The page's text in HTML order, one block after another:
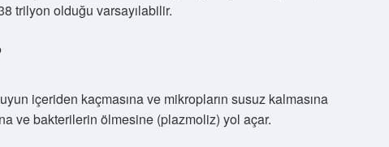
trilyon olduğu varsayılabilir.
içeriden kaçmasına ve mikropların susuz kalmasına
ve bakterilerin ölmesine (plazmoliz) yol açar.